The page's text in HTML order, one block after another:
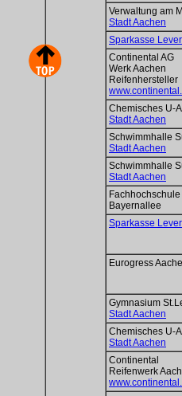
Verwaltung am
Stadt Aachen
Sparkasse
Continental AG
Werk Aachen
Reifenhersteller
Chemisches U-
Stadt Aachen
Schwimmhalle
Stadt Aachen
Schwimmhalle
Stadt Aachen
Fachhochschule
Bayernallee
Sparkasse
Eurogress
Gymnasium
Stadt Aachen
Chemisches U-
Stadt Aachen
Continental
Reifenwerk